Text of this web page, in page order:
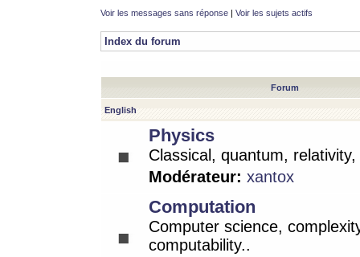
Voir les messages sans réponse | Voir les sujets actifs
Index du forum
Forum
English
Physics
Classical, quantum,
Modérateur: xantox
Computation
Computer science,
computability..